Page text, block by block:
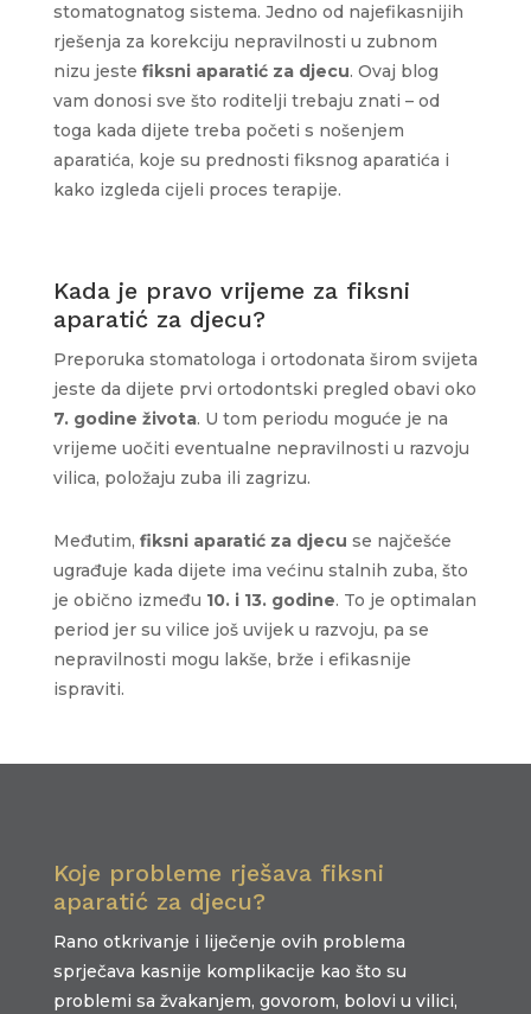
stomatognatog sistema. Jedno od najefikasnijih
rješenja za korekciju nepravilnosti u zubnom
nizu jeste fiksni aparatić za djecu. Ovaj blog
vam donosi sve što roditelji trebaju znati – od
toga kada dijete treba početi s nošenjem
aparatića, koje su prednosti fiksnog aparatića i
kako izgleda cijeli proces terapije.
Kada je pravo vrijeme za fiksni
aparatić za djecu?
Preporuka stomatologa i ortodonata širom svijeta
jeste da dijete prvi ortodontski pregled obavi oko
7. godine života. U tom periodu moguće je na
vrijeme uočiti eventualne nepravilnosti u razvoju
vilica, položaju zuba ili zagrizu.
Međutim, fiksni aparatić za djecu se najčešće
ugrađuje kada dijete ima većinu stalnih zuba, što
je obično između 10. i 13. godine. To je optimalan
period jer su vilice još uvijek u razvoju, pa se
nepravilnosti mogu lakše, brže i efikasnije
ispraviti.
Koje probleme rješava fiksni
aparatić za djecu?
Rano otkrivanje i liječenje ovih problema
sprječava kasnije komplikacije kao što su
problemi sa žvakanjem, govorom, bolovi u vilici,